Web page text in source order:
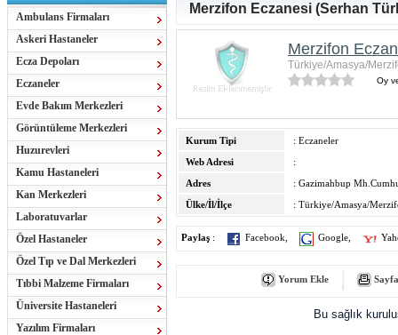
Ambulans Firmaları
Askeri Hastaneler
Ecza Depoları
Eczaneler
Evde Bakım Merkezleri
Görüntüleme Merkezleri
Huzurevleri
Kamu Hastaneleri
Kan Merkezleri
Laboratuvarlar
Özel Hastaneler
Özel Tıp ve Dal Merkezleri
Tıbbi Malzeme Firmaları
Üniversite Hastaneleri
Yazılım Firmaları
Merzifon Eczanesi (Serhan
Merzifon
Türkiye/Amasya/
Oy
Kurum Tipi
: Eczaneler
Web Adresi
:
Adres
: Gazimahbup
Ülke/İl/İlçe
: Türkiye/Amasya/
Paylaş : Facebook Google
Yorum Ekle
Bu sağlık